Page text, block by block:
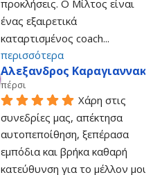
προκλήσεις. Ο Μίλτος είναι
ένας εξαιρετικά
καταρτισμένος coach
περισσότερα
Αλεξανδρος Καραγιαννακης
πέρσι
Χάρη στις
συνεδρίες μας, απέκτησα
αυτοπεποίθηση, ξεπέρασα
εμπόδια και βρήκα καθαρή
κατεύθυνση για το μέλλον μου.